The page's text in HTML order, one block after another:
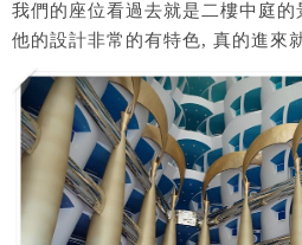
我們的座位看過去就是二樓中庭
他的設計非常的有特色, 真的進來